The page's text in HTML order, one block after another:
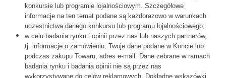
konkursie lub programie lojalnościowym. Szczegółowe
informacje na ten temat podane są każdorazowo w warunkach
uczestnictwa danego konkursu lub programu lojalnościowego;
w celu badania rynku i opinii przez nas lub naszych partnerów,
tj. informacje o zamówieniu, Twoje dane podane w Koncie lub
podczas zakupu Towaru, adres e-mail. Dane zebrane w ramach
badania rynku i badania opinii nie są przez nas
wykorzystywane do celów reklamowych. Dokładne wskazówki